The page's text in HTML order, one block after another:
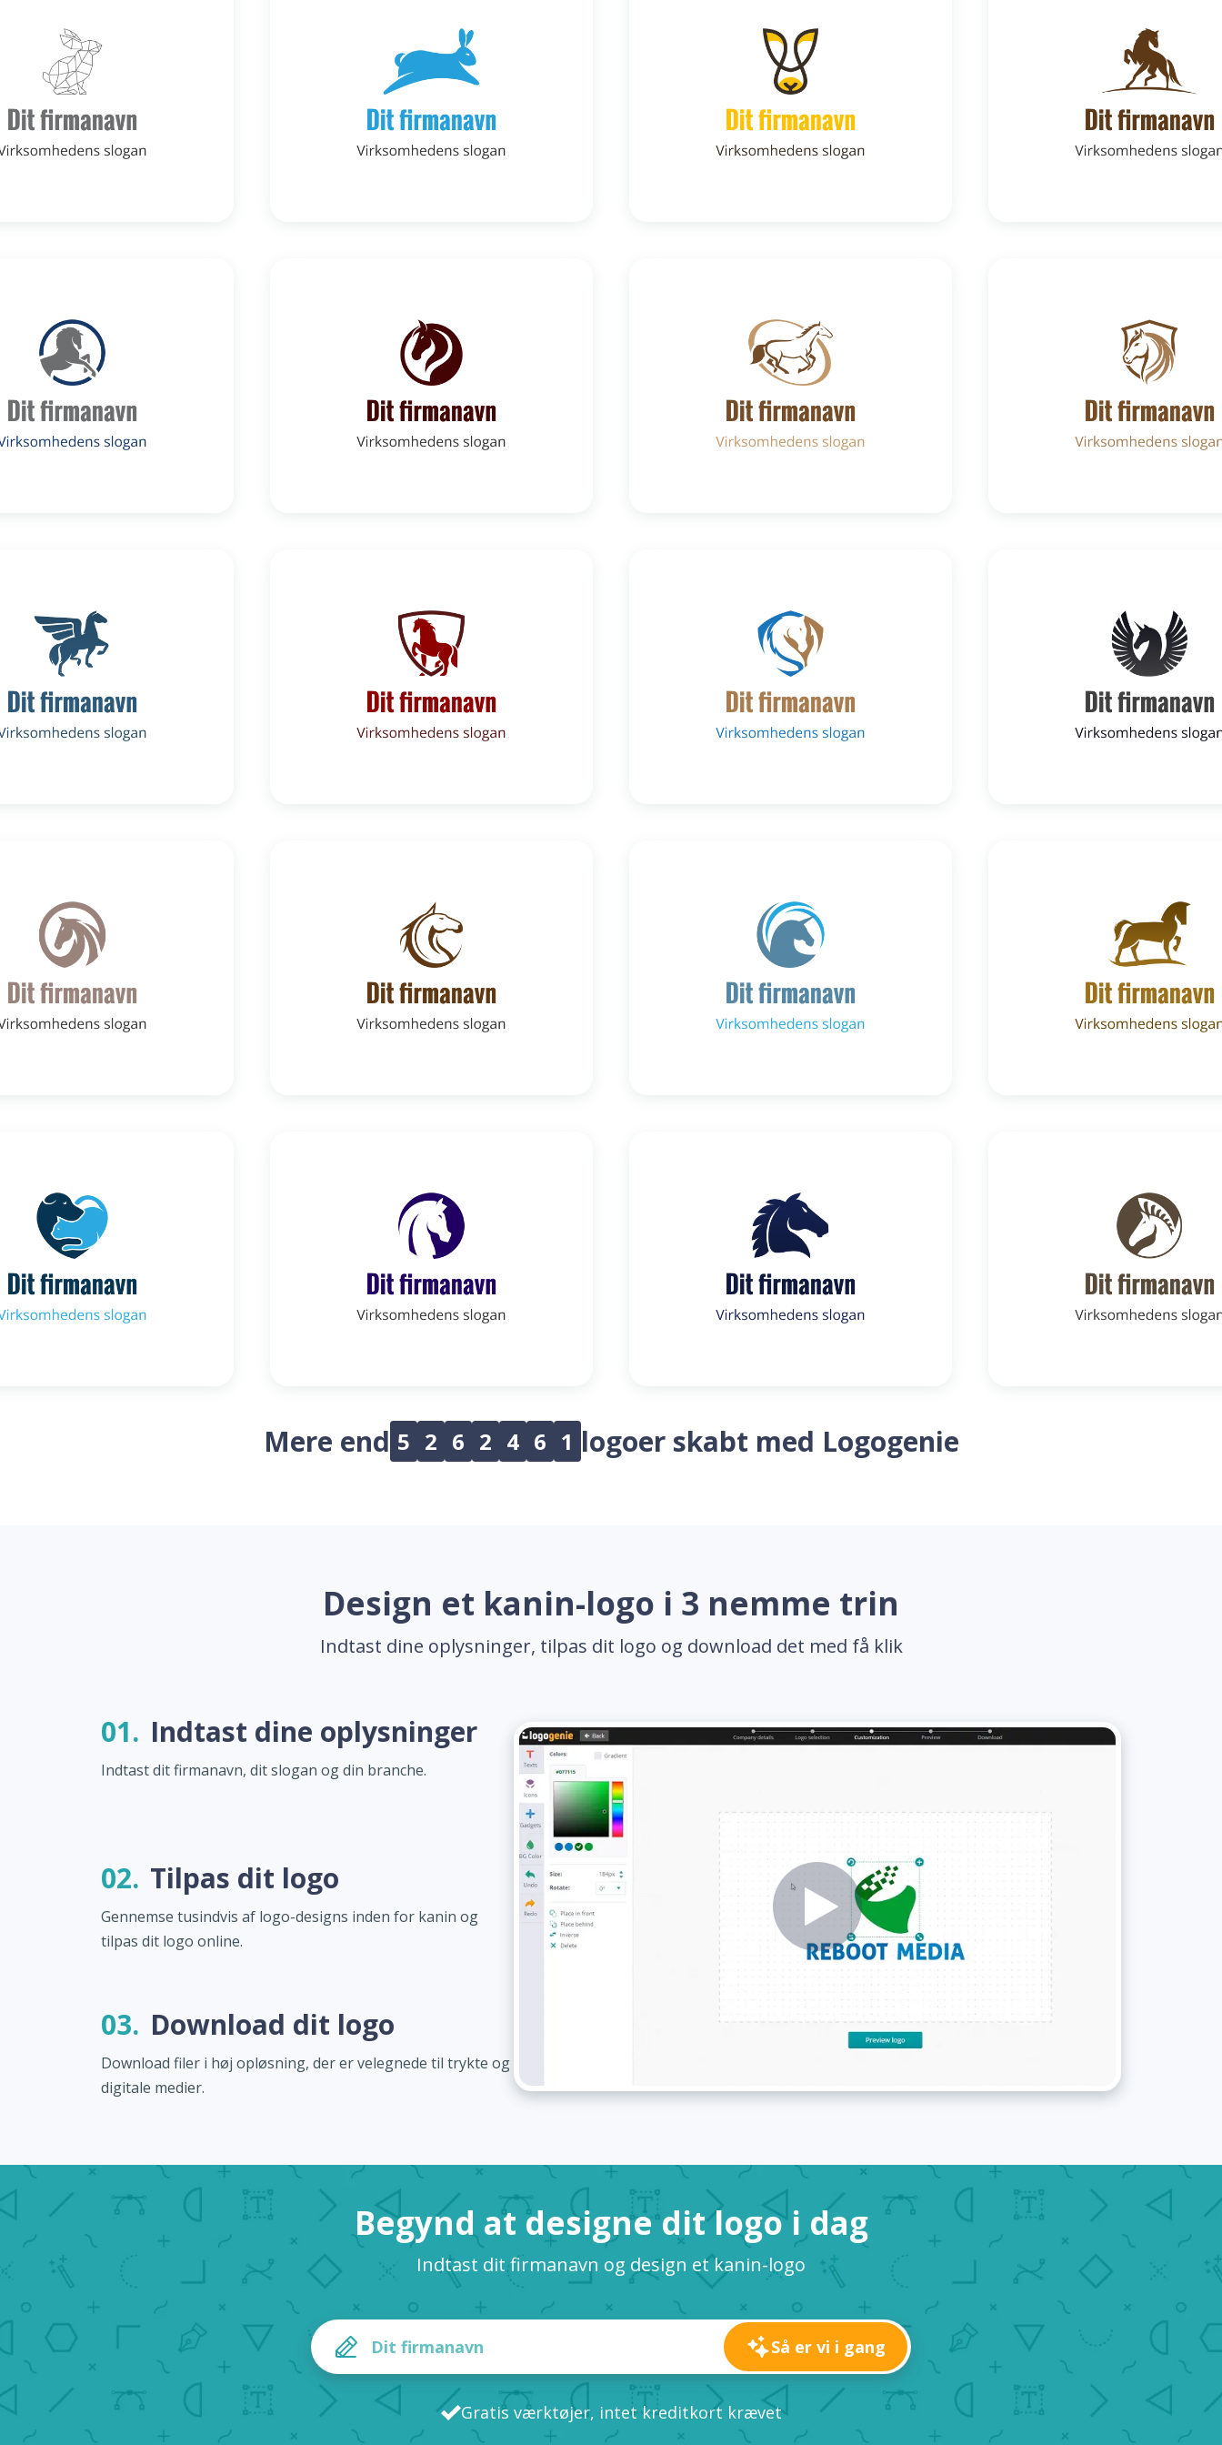
Mere end 5 2 6 2 4 6 1 logoer skabt med Logogenie
Design et kanin-logo i 3 nemme trin
Indtast dine oplysninger, tilpas dit logo og download det med få klik
01. Indtast dine oplysninger
Indtast dit firmanavn, dit slogan og din branche.
02. Tilpas dit logo
Gennemse tusindvis af logo-designs inden for kanin og
tilpas dit logo online.
03. Download dit logo
Download filer i høj opløsning, der er velegnede til trykte og
digitale medier.
Begynd at designe dit logo i dag
Indtast dit firmanavn og design et kanin-logo
Så er vi i gang
Gratis værktøjer, intet kreditkort krævet